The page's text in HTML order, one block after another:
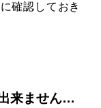
確認しておき
来ません…